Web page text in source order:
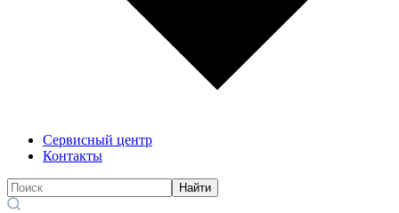
Сервисный центр
Контакты
Найти